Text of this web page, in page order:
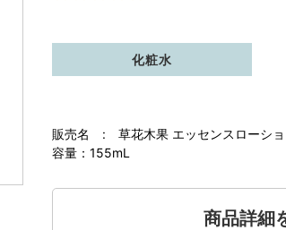
販売名 : 草花木果 エッセンスローショ
容量：155mL
化粧水
商品詳細